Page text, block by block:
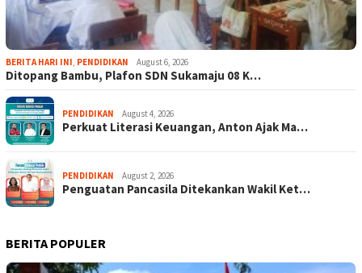
BERITA HARI INI, PENDIDIKAN August 6, 2026
Ditopang Bambu, Plafon SDN Sukamaju 08 K…
PENDIDIKAN August 4, 2026
Perkuat Literasi Keuangan, Anton Ajak Ma…
PENDIDIKAN August 2, 2026
Penguatan Pancasila Ditekankan Wakil Ket…
BERITA POPULER